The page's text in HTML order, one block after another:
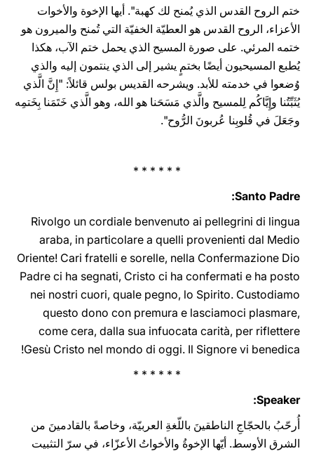
ختم الروح القدس الذي يُمنح لك كهبة". أيها الإخوة والأخوات
الأعزاء، الروح القدس هو العطيّة الخفيّة التي تُمنح والميرون هو
ختمه المرئي. على صورة المسيح الذي يحمل ختم الآب، هكذا
يُطبع المسيحيون أيضًا بختمٍ يشير إلى الذي ينتمون إليه والذي
وُضعوا في خدمته للأبد. ويشرحه القديس بولس قائلاً: "إِنَّ الَّذي
يُثَبِّتُنا وإِيَّاكُم لِلمسيح والَّذي مَسَحَنا هو الله، وهو الَّذي خَتَمَنا بِخَتمِه
وجَعَلَ في قُلوبِنا عُربونَ الرُّوح".
* * * * * *
Santo Padre:
Rivolgo un cordiale benvenuto ai pellegrini di lingua
araba, in particolare a quelli provenienti dal Medio
Oriente! Cari fratelli e sorelle, nella Confermazione Dio
Padre ci ha segnati, Cristo ci ha confermati e ha posto
nei nostri cuori, quale pegno, lo Spirito. Custodiamo
questo dono con premura e lasciamoci plasmare,
come cera, dalla sua infuocata carità, per riflettere
Gesù Cristo nel mondo di oggi. Il Signore vi benedica!
* * * * * *
Speaker:
أُرحّبُ بالحجّاجِ الناطقينَ باللّغةِ العربيّة، وخاصةً بالقادمينَ من
الشرق الأوسط. أيّها الإخوةُ والأخواتُ الأعزّاء، في سرّ التثبيت